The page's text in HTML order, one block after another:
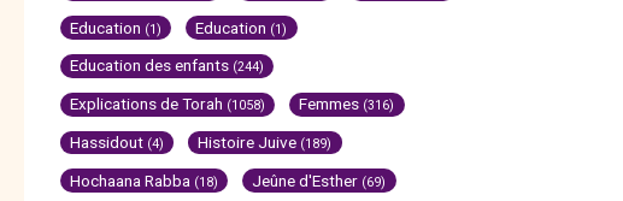
Education (1) Education (1)
Education des enfants (244)
Explications de Torah (1058) Femmes (316)
Hassidout (4) Histoire Juive (189)
Hochaana Rabba (18) Jeûne d'Esther (69)